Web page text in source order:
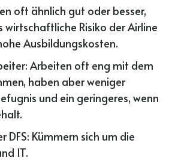
oft ähnlich gut oder besser,
Risiko der Airline
Ausbildungskosten.
Arbeiten oft eng mit dem
haben aber weniger
und ein geringeres, wenn
DFS: Kümmern sich um die
IT.